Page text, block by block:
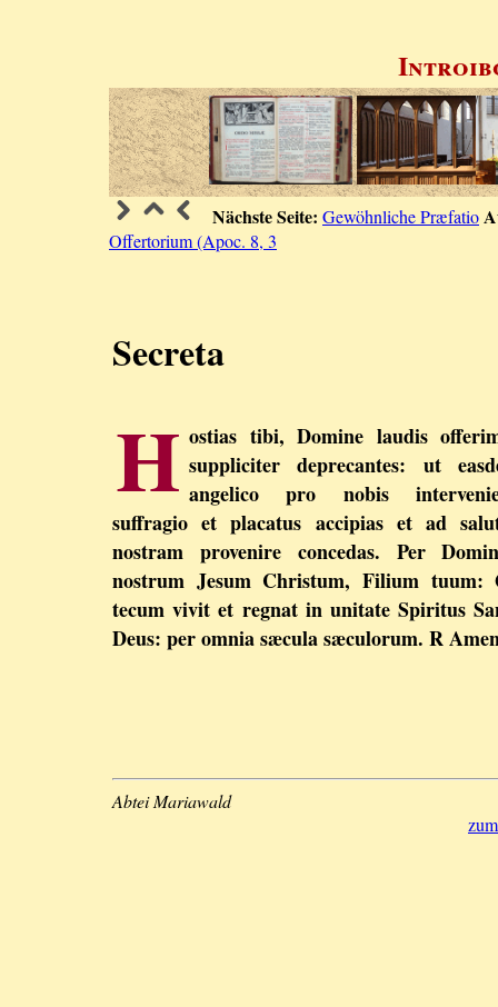
Nächste Seite: Gewöhnliche Præfatio
Offertorium (Apoc. 8, 3
Secreta
H ostias tibi, Domine laudis
suppliciter deprecantes: ut
angelico pro nobis
suffragio et placatus accipias et ad
nostram provenire concedas. Per
nostrum Jesum Christum, Filium tuum:
tecum vivit et regnat in unitate Spiritus
Deus: per omnia sæcula sæculorum. R
Abtei Mariawald